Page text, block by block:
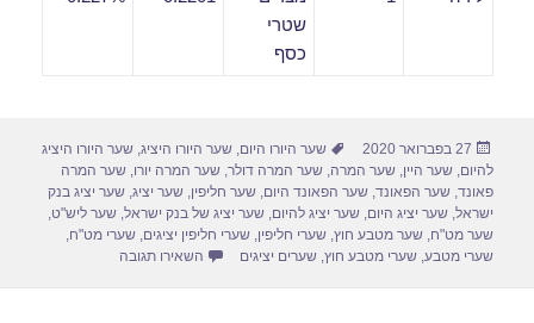
שטרי
כסף
פורסם
בתאריך
27 בפברואר 2020 תגיות
שער היורו היום,שער היורו היציג,שער היורו היציג
להיום,שער היין,שער המרה,שער המרה דולר,שער המרה יורו,שער המרה
פאונד,שער הפאונד,שער הפאונד היום,שער חליפין,שער יציג,שער יציג בנק
ישראל,שער יציג היום,שער יציג להיום,שער יציג של בנק ישראל,שער ליש"ט,
שער מט"ח,שער מטבע חוץ,שערי חליפין,שערי חליפין יציגים,שערי מט"ח,
שערי מטבע,שערי מטבע חוץ,שערים יציגים השאירו תגובה